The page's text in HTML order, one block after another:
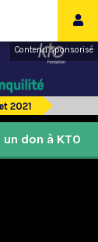
Contenu sponsorisé
2021
un don à KTO